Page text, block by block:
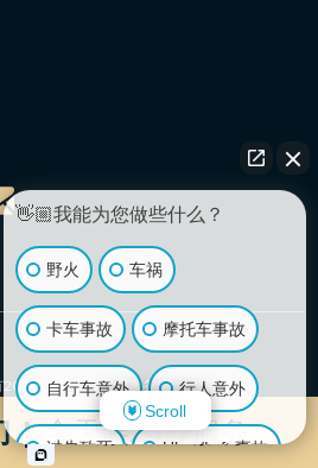
| 全天候24/7服务
2026 卓越伤害律师事务所.
版权所有。
使用条款
👋🏼我能为您做些什么？
野火 车祸
卡车事故 摩托车事故
自行车意外 行人意外
过失致死 Uber/Lyft 事故
Scroll